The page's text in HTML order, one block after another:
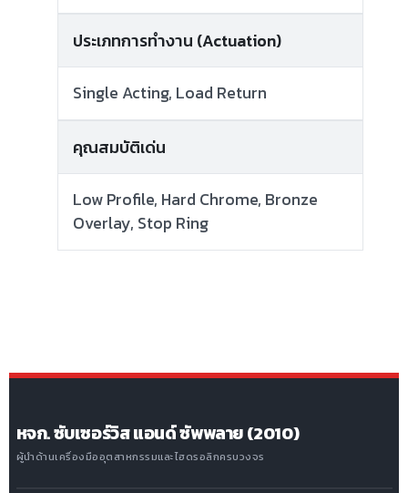
ประเภทการทำงาน (Actuation)
Single Acting, Load Return
คุณสมบัติเด่น
Low Profile, Hard Chrome, Bronze
Overlay, Stop Ring
หจก. ซับเซอร์วิส แอนด์ ซัพพลาย (2010)
ผู้นำด้านเครื่องมืออุตสาหกรรมและไฮดรอลิกครบวงจร